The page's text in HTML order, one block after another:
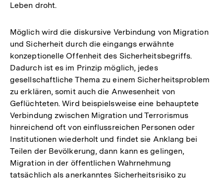
Leben droht.
Möglich wird die diskursive Verbindung von Migration
und Sicherheit durch die eingangs erwähnte
konzeptionelle Offenheit des Sicherheitsbegriffs.
Dadurch ist es im Prinzip möglich, jedes
gesellschaftliche Thema zu einem Sicherheitsproblem
zu erklären, somit auch die Anwesenheit von
Geflüchteten. Wird beispielsweise eine behauptete
Verbindung zwischen Migration und Terrorismus
hinreichend oft von einflussreichen Personen oder
Institutionen wiederholt und findet sie Anklang bei
Teilen der Bevölkerung, dann kann es gelingen,
Migration in der öffentlichen Wahrnehmung
tatsächlich als anerkanntes Sicherheitsrisiko zu